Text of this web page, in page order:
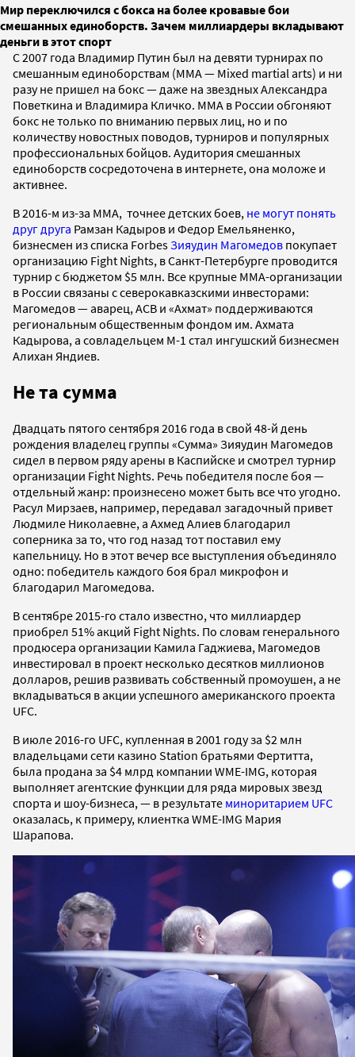
Мир переключился с бокса на более кровавые бои
смешанных единоборств. Зачем миллиардеры вкладывают
деньги в этот спорт
С 2007 года Владимир Путин был на девяти турнирах по
смешанным единоборствам (MMA — Mixed martial arts) и ни
разу не пришел на бокс — даже на звездных Александра
Поветкина и Владимира Кличко. ММА в России обгоняют
бокс не только по вниманию первых лиц, но и по
количеству новостных поводов, турниров и популярных
профессиональных бойцов. Аудитория смешанных
единоборств сосредоточена в интернете, она моложе и
активнее.
В 2016-м из-за MMA, точнее детских боев, не могут понять
друг друга Рамзан Кадыров и Федор Емельяненко,
бизнесмен из списка ForbesЗияудин Магомедов покупает
организацию Fight Nights, в Санкт-Петербурге проводится
турнир с бюджетом $5 млн. Все крупные ММА-организации
в России связаны с северокавказскими инвесторами:
Магомедов — аварец, АСВ и «Ахмат» поддерживаются
региональным общественным фондом им. Ахмата
Кадырова, а совладельцем М-1 стал ингушский бизнесмен
Алихан Яндиев.
Не та сумма
Двадцать пятого сентября 2016 года в свой 48-й день
рождения владелец группы «Сумма» Зияудин Магомедов
сидел в первом ряду арены в Каспийске и смотрел турнир
организации Fight Nights. Речь победителя после боя —
отдельный жанр: произнесено может быть все что угодно.
Расул Мирзаев, например, передавал загадочный привет
Людмиле Николаевне, а Ахмед Алиев благодарил
соперника за то, что год назад тот поставил ему
капельницу. Но в этот вечер все выступления объединяло
одно: победитель каждого боя брал микрофон и
благодарил Магомедова.
В сентябре 2015-го стало известно, что миллиардер
приобрел 51% акций Fight Nights. По словам генерального
продюсера организации Камила Гаджиева, Магомедов
инвестировал в проект несколько десятков миллионов
долларов, решив развивать собственный промоушен, а не
вкладываться в акции успешного американского проекта
UFC.
В июле 2016-го UFC, купленная в 2001 году за $2 млн
владельцами сети казино Station братьями Фертитта,
была продана за $4 млрд компании WME-IMG, которая
выполняет агентские функции для ряда мировых звезд
спорта и шоу-бизнеса, — в результате миноритарием UFC
оказалась, к примеру, клиентка WME-IMG Мария
Шарапова.